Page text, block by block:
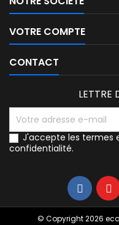
VOTRE COMPTE
CONTACT
LETTRE
J'accepte les termes
confidentialité.
© Copyright 2026